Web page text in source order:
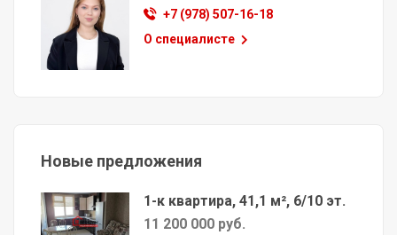
+7 (978) 507-16-18
О специалисте
Новые предложения
1-к квартира, 41,1 м², 6/10 эт.
11 200 000 руб.